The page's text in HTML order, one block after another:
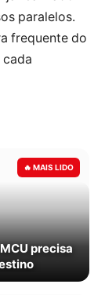
paralelos.
frequente do
cada
precisa